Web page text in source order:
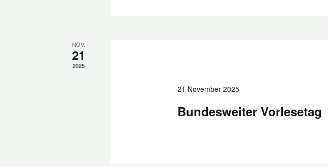
NOV.
21
2025
21 November 2025
Bundesweiter Vorlesetag